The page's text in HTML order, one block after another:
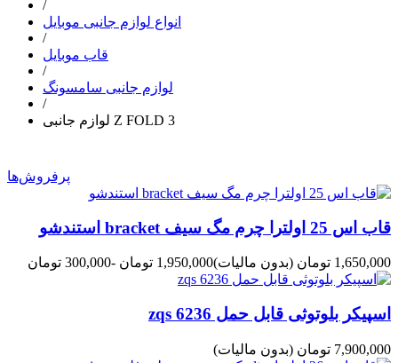
/
انواع لوازم جانبی موبایل
/
قاب موبایل
/
لوازم جانبی سامسونگ
/
لوازم جانبی Z FOLD 3
پرفروش‌ها
قاب اس 25 اولترا چرم مگ سیف bracket استندشو
1,650,000 تومان (بدون مالیات)1,950,000 تومان -300,000 تومان
اسپیکر بلوتوثی قابل حمل zqs 6236
7,900,000 تومان (بدون مالیات)